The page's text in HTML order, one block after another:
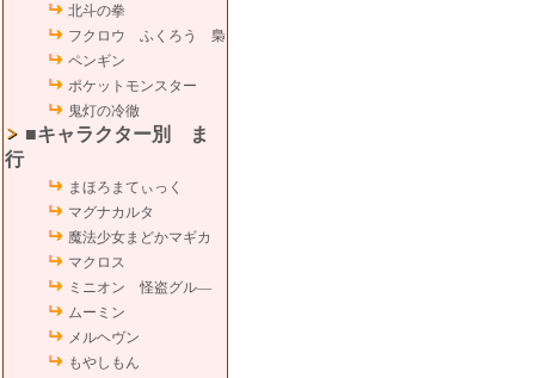
北斗の拳
フクロウ ふくろう 梟
ペンギン
ポケットモンスター
鬼灯の冷徹
■キャラクター別 ま
行
まほろまてぃっく
マグナカルタ
魔法少女まどかマギカ
マクロス
ミニオン 怪盗グル―
ムーミン
メルヘヴン
もやしもん